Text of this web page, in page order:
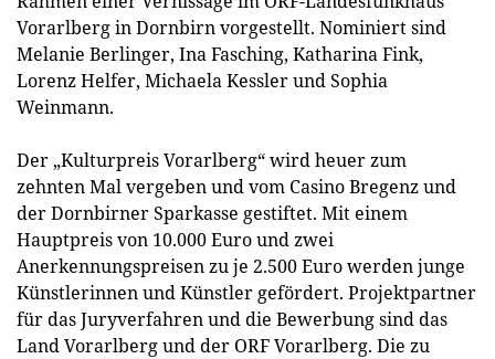
Vorarlberg in Dornbirn vorgestellt. Nominiert sind
Melanie Berlinger, Ina Fasching, Katharina Fink,
Lorenz Helfer, Michaela Kessler und Sophia
Weinmann.
Der „Kulturpreis Vorarlberg“ wird heuer zum
zehnten Mal vergeben und vom Casino Bregenz und
der Dornbirner Sparkasse gestiftet. Mit einem
Hauptpreis von 10.000 Euro und zwei
Anerkennungspreisen zu je 2.500 Euro werden junge
Künstlerinnen und Künstler gefördert. Projektpartner
für das Juryverfahren und die Bewerbung sind das
Land Vorarlberg und der ORF Vorarlberg. Die zu